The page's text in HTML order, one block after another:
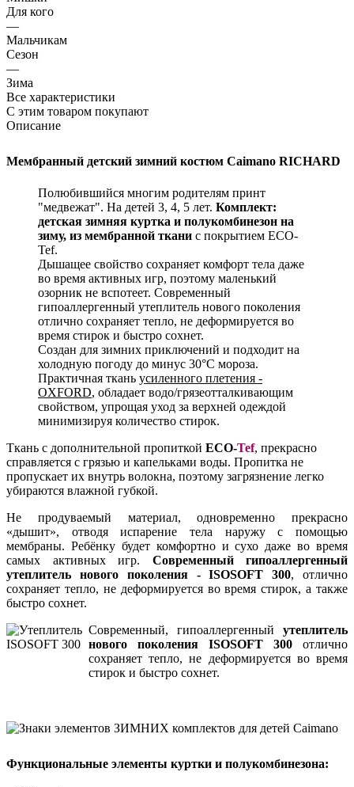
Для кого
—
Мальчикам
Сезон
—
Зима
Все характеристики
С этим товаром покупают
Описание
Мембранный детский зимний костюм Caimano RICHARD
Полюбившийся многим родителям принт
"медвежат". На детей 3, 4, 5 лет. Комплект:
детская зимняя куртка и полукомбинезон на
зиму, из мембранной ткани с покрытием ECO-
Tef.
Дышащее свойство сохраняет комфорт тела даже
во время активных игр, поэтому маленький
озорник не вспотеет. Современный
гипоаллергенный утеплитель нового поколения
отлично сохраняет тепло, не деформируется во
время стирок и быстро сохнет.
Создан для зимних приключений и подходит на
холодную погоду до минус 30°С мороза.
Практичная ткань усиленного плетения -
OXFORD, обладает водо/грязеотталкивающим
свойством, упрощая уход за верхней одеждой
минимизируя количество стирок.
Ткань с дополнительной пропиткой ECO-Tef, прекрасно
справляется с грязью и капельками воды. Пропитка не
пропускает их внутрь волокна, поэтому загрязнение легко
убираются влажной губкой.
Не продуваемый материал, одновременно прекрасно
«дышит», отводя испарение тела наружу с помощью
мембраны. Ребёнку будет комфортно и сухо даже во время
самых активных игр. Современный гипоаллергенный
утеплитель нового поколения -ISOSOFT 300, отлично
сохраняет тепло, не деформируется во время стирок, а также
быстро сохнет.
Современный, гипоаллергенный утеплитель
нового поколения ISOSOFT 300 отлично
сохраняет тепло, не деформируется во время
стирок и быстро сохнет.
Функциональные элементы куртки и полукомбинезона: